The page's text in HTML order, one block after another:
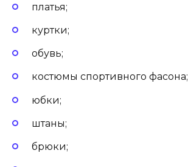
платья;
куртки;
обувь;
костюмы спортивного фасона;
юбки;
штаны;
брюки;